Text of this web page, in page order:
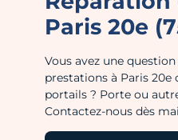
Paris 20e
Vous avez une
prestations à Paris 20e
portails ? Porte ou
Contactez-nous dès